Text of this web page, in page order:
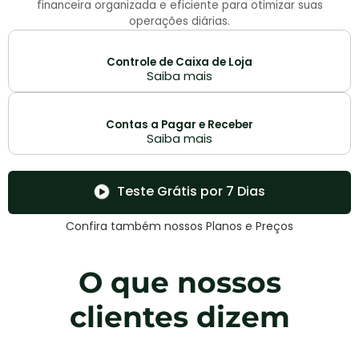
financeira organizada e eficiente para otimizar suas
operações diárias.
Controle de Caixa de Loja
Saiba mais
Contas a Pagar e Receber
Saiba mais
Teste Grátis por 7 Dias
Confira também nossos Planos e Preços
O que nossos
clientes dizem